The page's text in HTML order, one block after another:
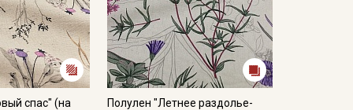
спас" (на
Полулен "Летнее раздолье-